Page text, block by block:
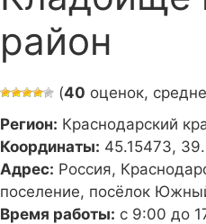
район
(40 оценок,
Регион: Краснодарский
Координаты: 45.15473,
Адрес: Россия,
поселение, посёлок
Время работы: с 9:00 до